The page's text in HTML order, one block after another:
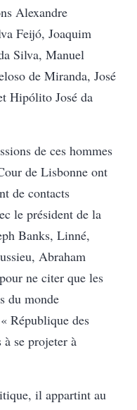
Alexandre
Feijó, Joaquim
Silva, Manuel
de Miranda, José
Hipólito José da
de ces hommes
de Lisbonne ont
de contacts
le président de la
Banks, Linné,
Abraham
ne citer que les
du monde
République des
se projeter à
il appartint au